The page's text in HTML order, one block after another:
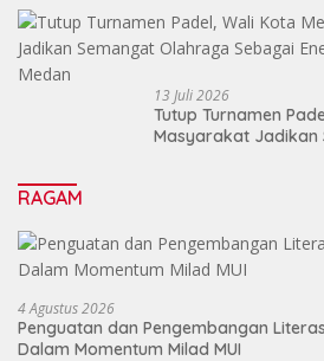
13 Juli 2026
Tutup Turnamen
Masyarakat Jadikan
RAGAM
4 Agustus 2026
Penguatan dan Pengembangan
Dalam Momentum Milad MUI